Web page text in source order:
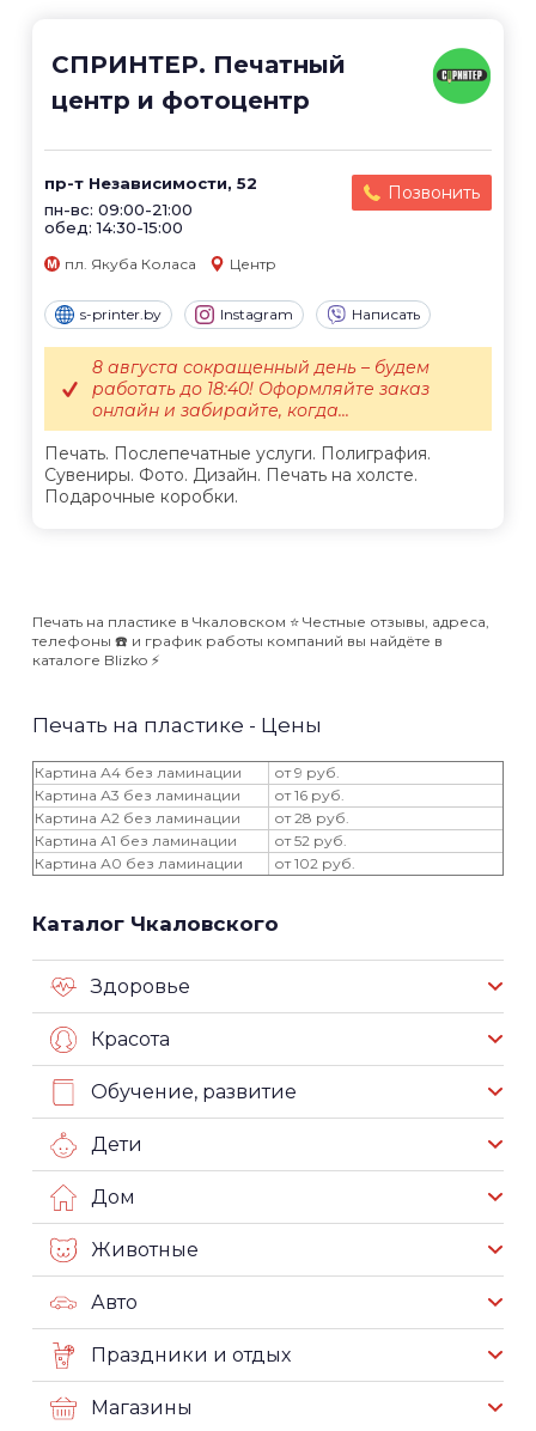
СПРИНТЕР. Печатный
центр и фотоцентр
пр-т Независимости, 52
пн-вс: 09:00-21:00
обед: 14:30-15:00
Позвонить
пл. Якуба Коласа Центр
s-printer.by Instagram Написать
Печать. Послепечатные услуги. Полиграфия.
Сувениры. Фото. Дизайн. Печать на холсте.
Подарочные коробки.
8 августа сокращенный день – будем
работать до 18:40! Оформляйте заказ
онлайн и забирайте, когда...
Печать на пластике в Чкаловском ⭐️ Честные отзывы, адреса,
телефоны ☎️ и график работы компаний вы найдёте в
каталоге Blizko ⚡️
Печать на пластике - Цены
Картина А4 без ламинации
от 9 руб.
Картина А3 без ламинации
от 16 руб.
Картина А2 без ламинации
от 28 руб.
Картина А1 без ламинации
от 52 руб.
Картина А0 без ламинации
от 102 руб.
Каталог Чкаловского
Здоровье
Красота
Обучение, развитие
Дети
Дом
Животные
Авто
Праздники и отдых
Магазины